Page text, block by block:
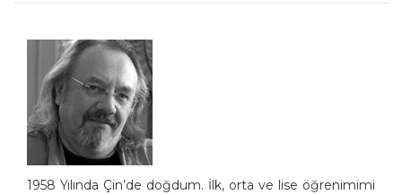
Alinur Uğurpakkan
Alp Tamer Ulukılıç
Akdağ Saydut
Akın Önder
Altan Erbulak
Altan Özeskici
Anıl İnan
1958 Yılında Çin’de doğdum. İlk, orta ve lise öğrenimimi